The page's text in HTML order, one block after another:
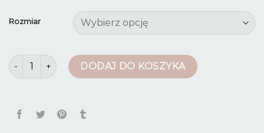
Rozmiar
ilość dżinsy damskieDODAJ DO KOSZYKA